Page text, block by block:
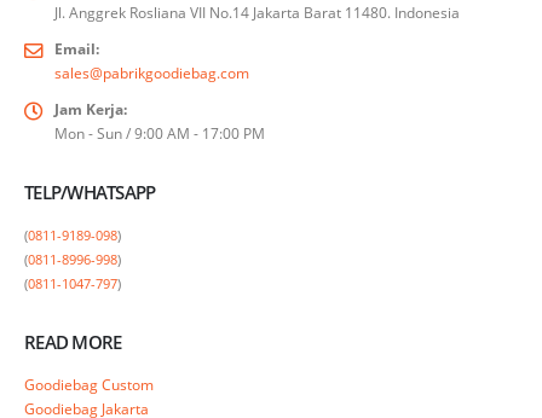
Jl. Anggrek Rosliana VII No.14 Jakarta Barat 11480. Indonesia
Email:
sales@pabrikgoodiebag.com
Jam Kerja:
Mon - Sun / 9:00 AM - 17:00 PM
TELP/WHATSAPP
(0811-9189-098)
(0811-8996-998)
(0811-1047-797)
READ MORE
Goodiebag Custom
Goodiebag Jakarta